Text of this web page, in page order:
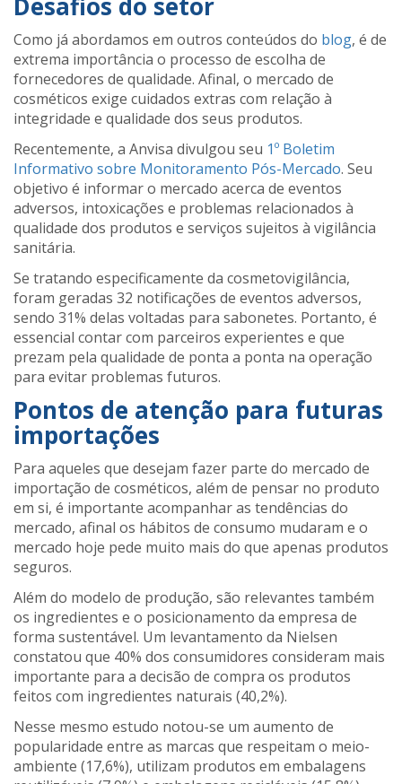
Como já abordamos em outros conteúdos do blog, é de
extrema importância o processo de escolha de
fornecedores de qualidade. Afinal, o mercado de
cosméticos exige cuidados extras com relação à
integridade e qualidade dos seus produtos.
Recentemente, a Anvisa divulgou seu 1º Boletim
Informativo sobre Monitoramento Pós-Mercado. Seu
objetivo é informar o mercado acerca de eventos
adversos, intoxicações e problemas relacionados à
qualidade dos produtos e serviços sujeitos à vigilância
sanitária.
Se tratando especificamente da cosmetovigilância,
foram geradas 32 notificações de eventos adversos,
sendo 31% delas voltadas para sabonetes. Portanto, é
essencial contar com parceiros experientes e que
prezam pela qualidade de ponta a ponta na operação
para evitar problemas futuros.
Pontos de atenção para futuras
importações
Para aqueles que desejam fazer parte do mercado de
importação de cosméticos, além de pensar no produto
em si, é importante acompanhar as tendências do
mercado, afinal os hábitos de consumo mudaram e o
mercado hoje pede muito mais do que apenas produtos
seguros.
Além do modelo de produção, são relevantes também
os ingredientes e o posicionamento da empresa de
forma sustentável. Um levantamento da Nielsen
constatou que 40% dos consumidores consideram mais
importante para a decisão de compra os produtos
feitos com ingredientes naturais (40,2%).
Nesse mesmo estudo notou-se um aumento de
popularidade entre as marcas que respeitam o meio-
ambiente (17,6%), utilizam produtos em embalagens